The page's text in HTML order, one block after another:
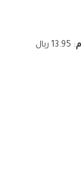
: 13.95 ريال